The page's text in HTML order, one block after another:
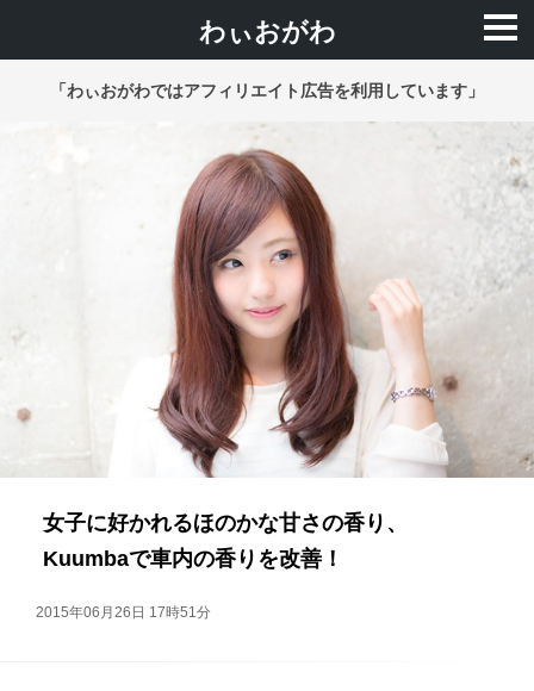
わぃおがわ
「わぃおがわではアフィリエイト広告を利用しています」
女子に好かれるほのかな甘さの香り、
Kuumbaで車内の香りを改善！
2015年06月26日 17時51分